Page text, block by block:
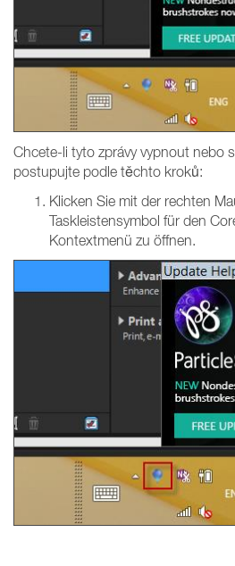
Chcete-li tyto zprávy vypnout nebo
postupujte podle těchto kroků:
Klicken Sie mit der rechten
Taskleistensymbol für den
Kontextmenü zu öffnen.